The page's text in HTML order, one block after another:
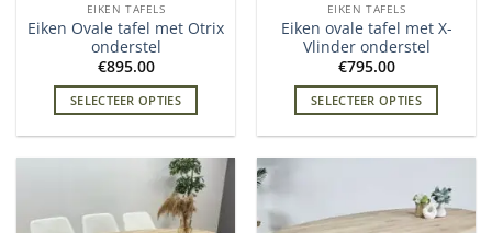
EIKEN TAFELS
Eiken Ovale tafel met Otrix
onderstel
€895.00
SELECTEER OPTIES
EIKEN TAFELS
Eiken ovale tafel met X-
Vlinder onderstel
€795.00
SELECTEER OPTIES